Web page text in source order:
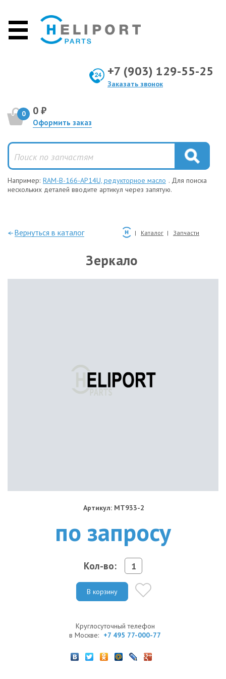
+7 (903) 129-55-25
Заказать звонок
0 0 ₽
Оформить заказ
Например: RAM-B-166-AP14U, редукторное масло . Для поиска
нескольких деталей вводите артикул через запятую.
—Вернуться в каталог Каталог Запчасти
Зеркало
Артикул: MT933-2
по запросу
Кол-во:
В корзину
Круглосуточный телефон
в Москве: +7 495 77-000-77